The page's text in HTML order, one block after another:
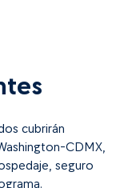
cubrirán
CDMX,
seguro